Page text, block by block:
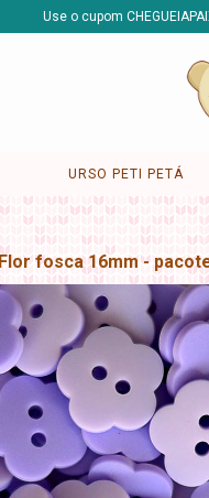
Use o cupom
URSO PETI PETÁ
Flor fosca 16mm -